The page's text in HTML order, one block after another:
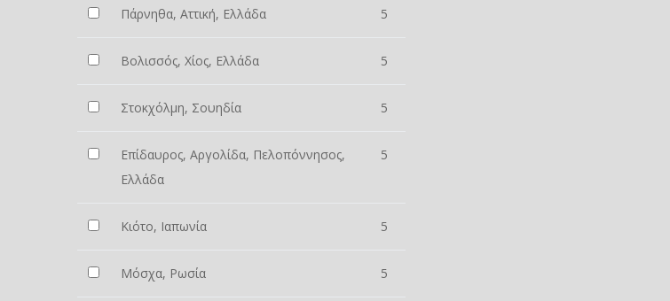
Πάρνηθα, Αττική, Ελλάδα 5
Βολισσός, Χίος, Ελλάδα 5
Στοκχόλμη, Σουηδία 5
Επίδαυρος, Αργολίδα, Πελοπόννησος,
Ελλάδα
5
Κιότο, Ιαπωνία 5
Μόσχα, Ρωσία 5